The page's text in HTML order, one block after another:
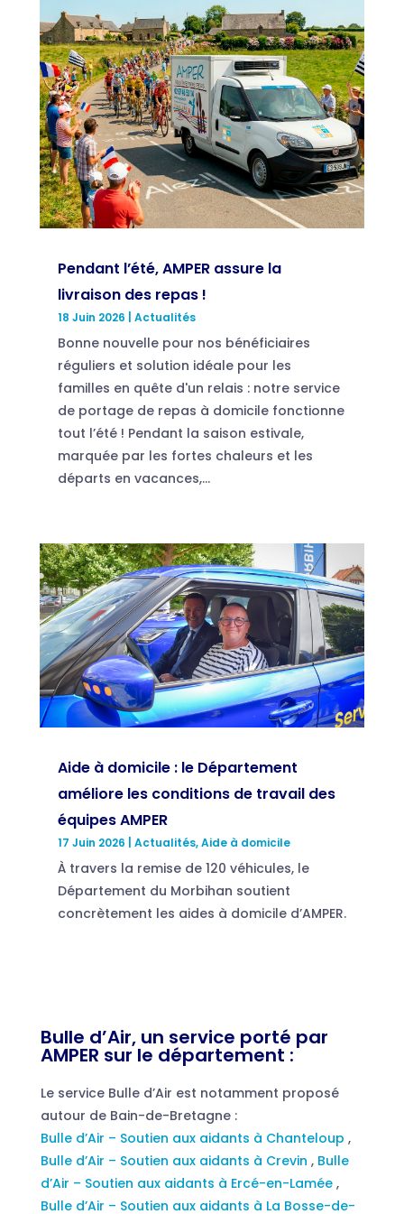
Pendant l’été, AMPER assure la
livraison des repas !
18 Juin 2026 Actualités
Bonne nouvelle pour nos bénéficiaires
réguliers et solution idéale pour les
familles en quête d'un relais : notre service
de portage de repas à domicile fonctionne
tout l’été ! Pendant la saison estivale,
marquée par les fortes chaleurs et les
départs en vacances,...
Aide à domicile : le Département
améliore les conditions de travail des
équipes AMPER
17 Juin 2026 Actualités,Aide à domicile
À travers la remise de 120 véhicules, le
Département du Morbihan soutient
concrètement les aides à domicile d’AMPER.
Bulle d’Air, un service porté par
AMPER sur le département :
Le service Bulle d’Air est notamment proposé
autour de Bain-de-Bretagne :
Bulle d’Air – Soutien aux aidants à Chanteloup ,
Bulle d’Air – Soutien aux aidants à Crevin , Bulle
d’Air – Soutien aux aidants à Ercé-en-Lamée ,
Bulle d’Air – Soutien aux aidants à La Bosse-de-